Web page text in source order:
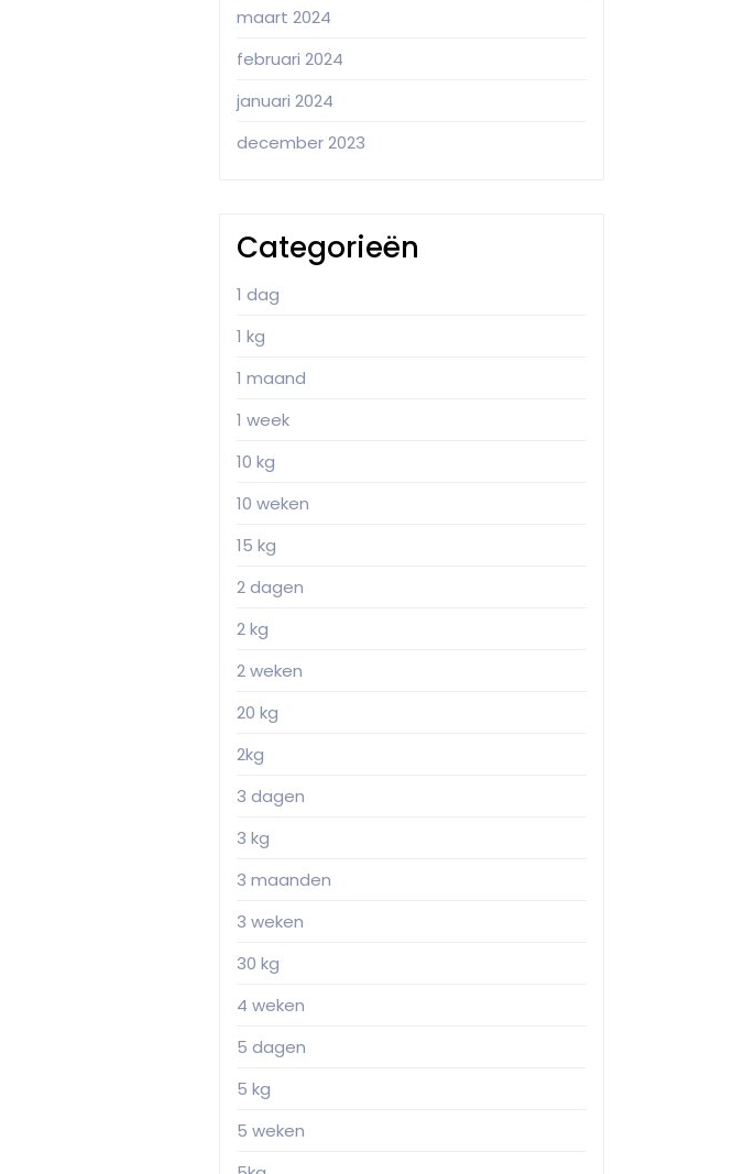
maart 2024
februari 2024
januari 2024
december 2023
Categorieën
1 dag
1 kg
1 maand
1 week
10 kg
10 weken
15 kg
2 dagen
2 kg
2 weken
20 kg
2kg
3 dagen
3 kg
3 maanden
3 weken
30 kg
4 weken
5 dagen
5 kg
5 weken